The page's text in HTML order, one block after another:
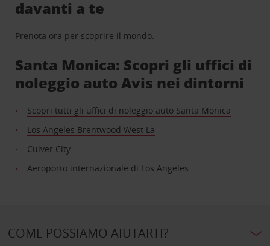
davanti a te
Prenota ora per scoprire il mondo.
Santa Monica: Scopri gli uffici di
noleggio auto Avis nei dintorni
Scopri tutti gli uffici di noleggio auto Santa Monica
Los Angeles Brentwood West La
Culver City
Aeroporto internazionale di Los Angeles
COME POSSIAMO AIUTARTI?